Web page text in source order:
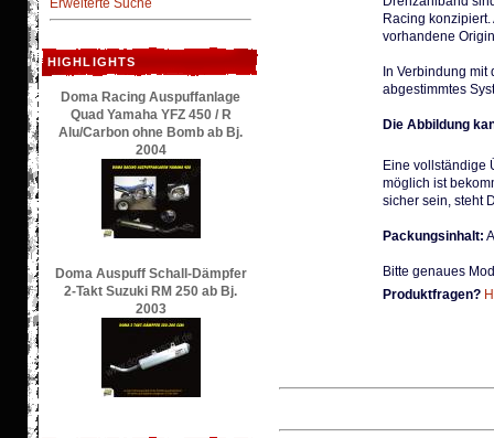
Erweiterte Suche
HIGHLIGHTS
Doma Racing Auspuffanlage
Quad Yamaha YFZ 450 / R
Alu/Carbon ohne Bomb ab Bj.
2004
Doma Auspuff Schall-Dämpfer
2-Takt Suzuki RM 250 ab Bj.
2003
Racing
vorhandene
In Verbindung mit
abgestimmtes
Die Abbildung
Eine vollständige
möglich ist
sicher sein, steht
Packungsinhalt:
Bitte genaues
Produktfragen?